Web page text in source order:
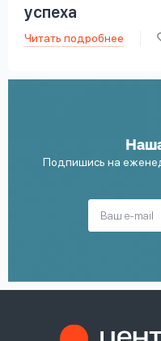
успеха
Читать подробнее
Подпишись на